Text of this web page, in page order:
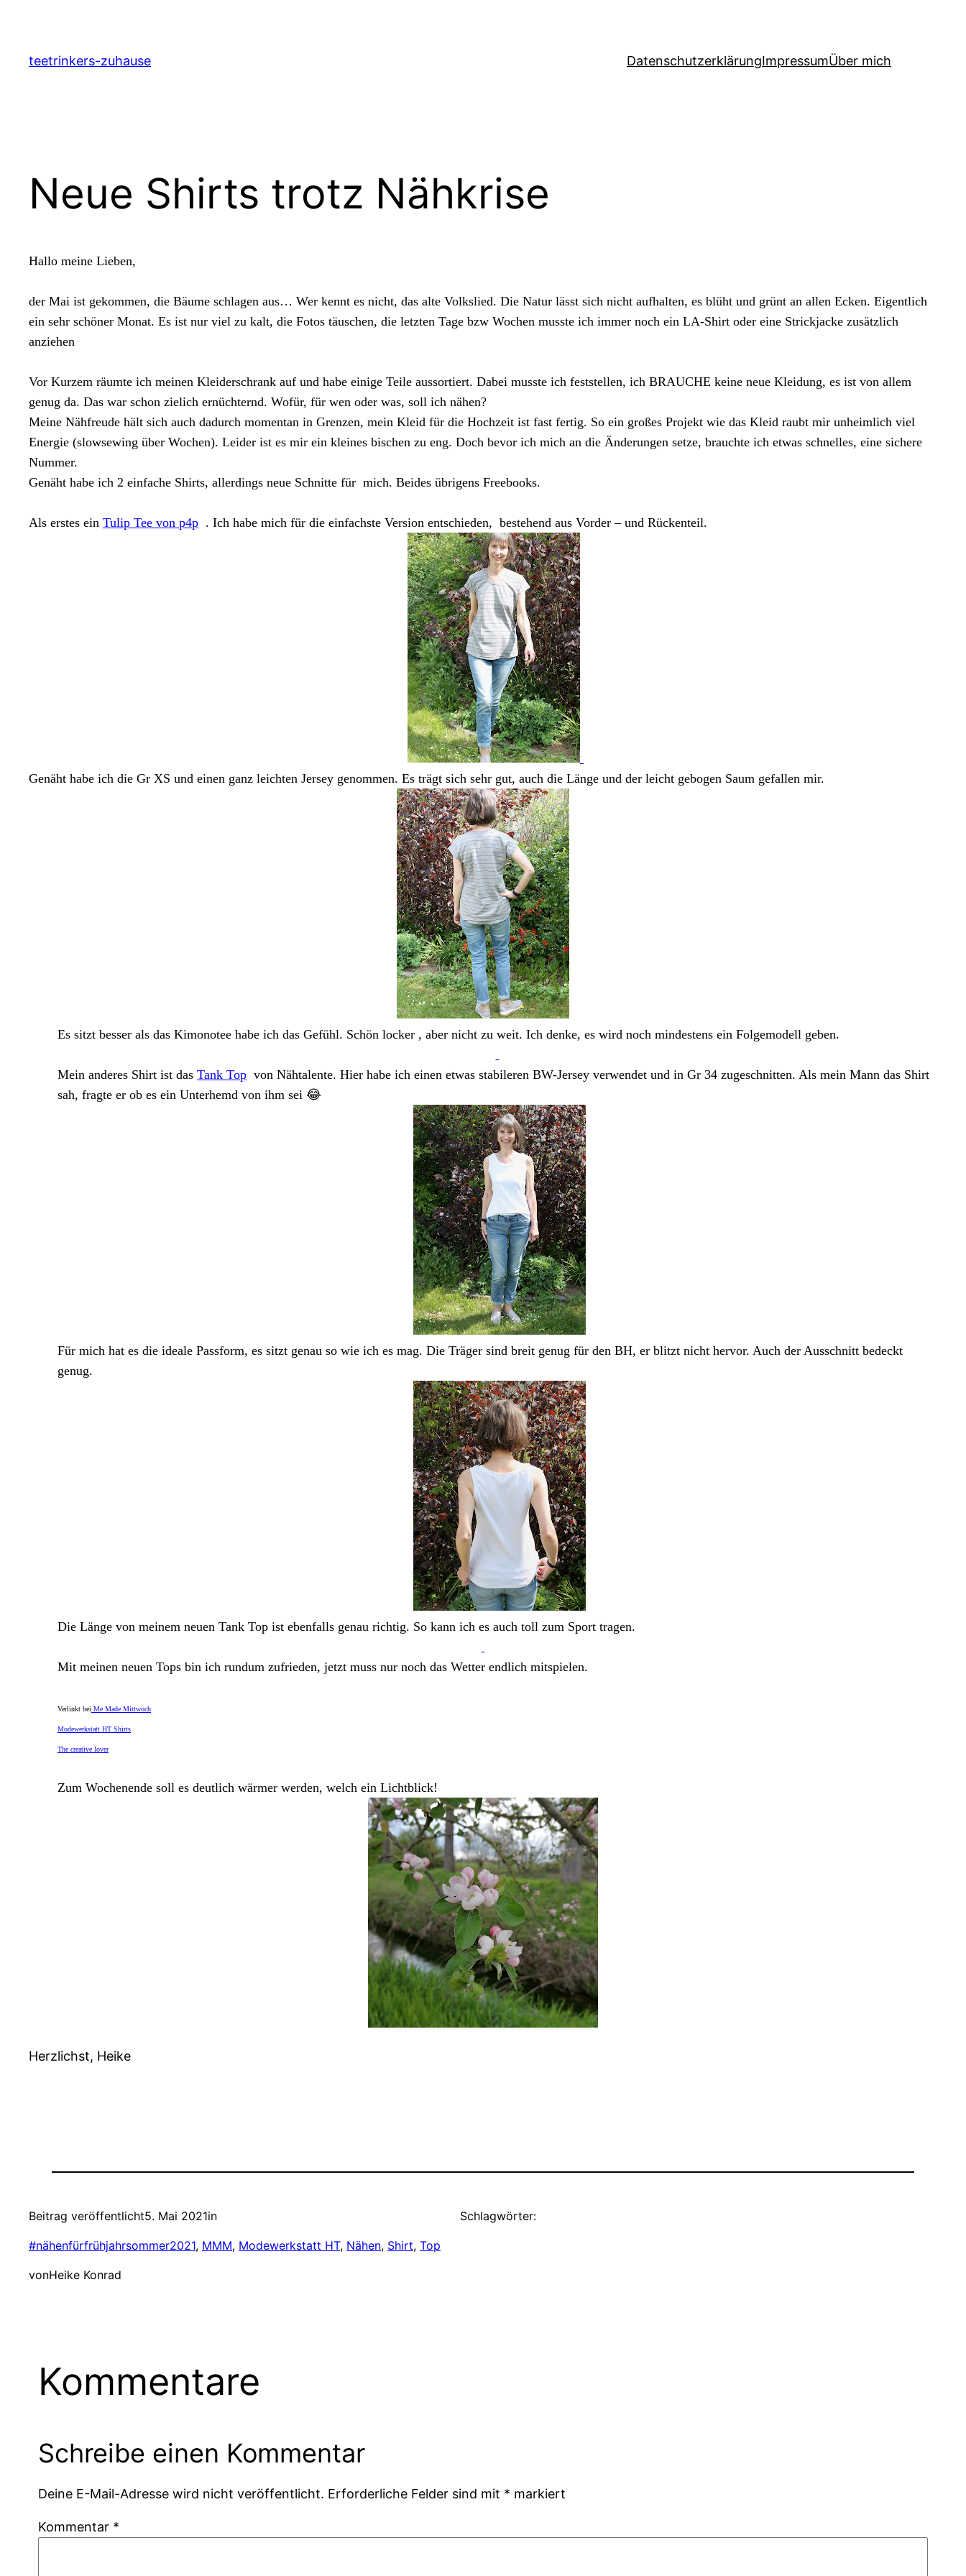
springen
teetrinkers-zuhause DatenschutzerklärungImpressumÜber mich
Neue Shirts trotz Nähkrise
Hallo meine Lieben,
der Mai ist gekommen, die Bäume schlagen aus… Wer kennt es nicht, das alte Volkslied. Die Natur lässt sich nicht aufhalten, es blüht und grünt an allen Ecken. Eigentlich
ein sehr schöner Monat. Es ist nur viel zu kalt, die Fotos täuschen, die letzten Tage bzw Wochen musste ich immer noch ein LA-Shirt oder eine Strickjacke zusätzlich
anziehen
Vor Kurzem räumte ich meinen Kleiderschrank auf und habe einige Teile aussortiert. Dabei musste ich feststellen, ich BRAUCHE keine neue Kleidung, es ist von allem
genug da. Das war schon zielich ernüchternd. Wofür, für wen oder was, soll ich nähen?
Meine Nähfreude hält sich auch dadurch momentan in Grenzen, mein Kleid für die Hochzeit ist fast fertig. So ein großes Projekt wie das Kleid raubt mir unheimlich viel
Energie (slowsewing über Wochen). Leider ist es mir ein kleines bischen zu eng. Doch bevor ich mich an die Änderungen setze, brauchte ich etwas schnelles, eine sichere
Nummer.
Genäht habe ich 2 einfache Shirts, allerdings neue Schnitte für mich. Beides übrigens Freebooks.
Als erstes ein Tulip Tee von p4p . Ich habe mich für die einfachste Version entschieden, bestehend aus Vorder – und Rückenteil.
Genäht habe ich die Gr XS und einen ganz leichten Jersey genommen. Es trägt sich sehr gut, auch die Länge und der leicht gebogen Saum gefallen mir.
Es sitzt besser als das Kimonotee habe ich das Gefühl. Schön locker , aber nicht zu weit. Ich denke, es wird noch mindestens ein Folgemodell geben.
Mein anderes Shirt ist das Tank Top von Nähtalente. Hier habe ich einen etwas stabileren BW-Jersey verwendet und in Gr 34 zugeschnitten. Als mein Mann das Shirt
sah, fragte er ob es ein Unterhemd von ihm sei 😂
Für mich hat es die ideale Passform, es sitzt genau so wie ich es mag. Die Träger sind breit genug für den BH, er blitzt nicht hervor. Auch der Ausschnitt bedeckt
genug.
Die Länge von meinem neuen Tank Top ist ebenfalls genau richtig. So kann ich es auch toll zum Sport tragen.
Mit meinen neuen Tops bin ich rundum zufrieden, jetzt muss nur noch das Wetter endlich mitspielen.
Verlinkt bei Me Made Mittwoch
Modewerkstatt HT Shirts
The creative lover
Zum Wochenende soll es deutlich wärmer werden, welch ein Lichtblick!
Herzlichst, Heike
Beitrag veröffentlicht5. Mai 2021in
#nähenfürfrühjahrsommer2021, MMM, Modewerkstatt HT, Nähen, Shirt, Top
vonHeike Konrad
Schlagwörter:
Kommentare
Schreibe einen Kommentar
Deine E-Mail-Adresse wird nicht veröffentlicht. Erforderliche Felder sind mit * markiert
Kommentar *